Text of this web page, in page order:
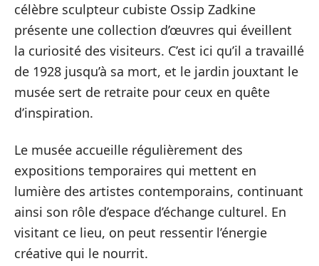
célèbre sculpteur cubiste Ossip Zadkine
présente une collection d’œuvres qui éveillent
la curiosité des visiteurs. C’est ici qu’il a travaillé
de 1928 jusqu’à sa mort, et le jardin jouxtant le
musée sert de retraite pour ceux en quête
d’inspiration.
Le musée accueille régulièrement des
expositions temporaires qui mettent en
lumière des artistes contemporains, continuant
ainsi son rôle d’espace d’échange culturel. En
visitant ce lieu, on peut ressentir l’énergie
créative qui le nourrit.